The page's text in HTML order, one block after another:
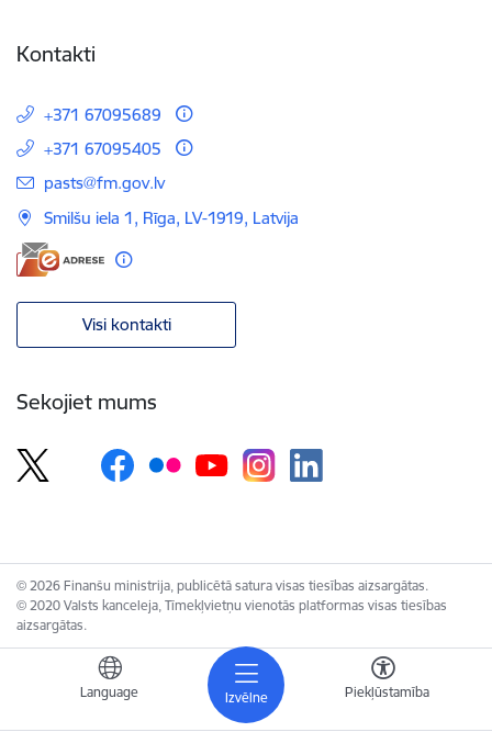
Izvēlne
Language Piekļūstamība
Kontakti
+371 67095689
+371 67095405
E-pasts:
pasts@fm.gov.lv
Smilšu iela 1, Rīga, LV-1919, Latvija
Visi kontakti
Sekojiet mums
© 2026 Finanšu ministrija, publicētā satura visas tiesības aizsargātas.
© 2020 Valsts kanceleja, Tīmekļvietņu vienotās platformas visas tiesības
aizsargātas.